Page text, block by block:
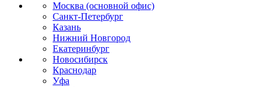
Москва (основной офис)
Санкт-Петербург
Казань
Нижний Новгород
Екатеринбург
Новосибирск
Краснодар
Уфа